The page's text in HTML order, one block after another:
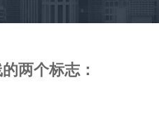
两个标志：